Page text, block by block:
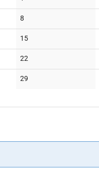
Veranstaltungen
8
Veranstaltungen
15Keine
Veranstaltungen
22
Veranstaltungen
29